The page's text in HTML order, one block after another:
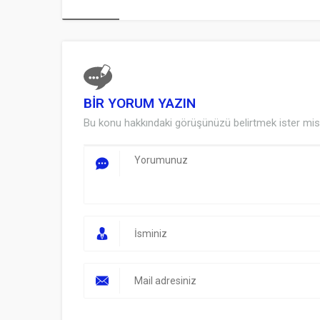
BİR YORUM YAZIN
Bu konu hakkındaki görüşünüzü belirtmek ister